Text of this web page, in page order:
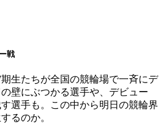
戦
生たちが全国の競輪場で一斉にデ
壁にぶつかる選手や、デビュー
選手も。この中から明日の競輪界
るのか。